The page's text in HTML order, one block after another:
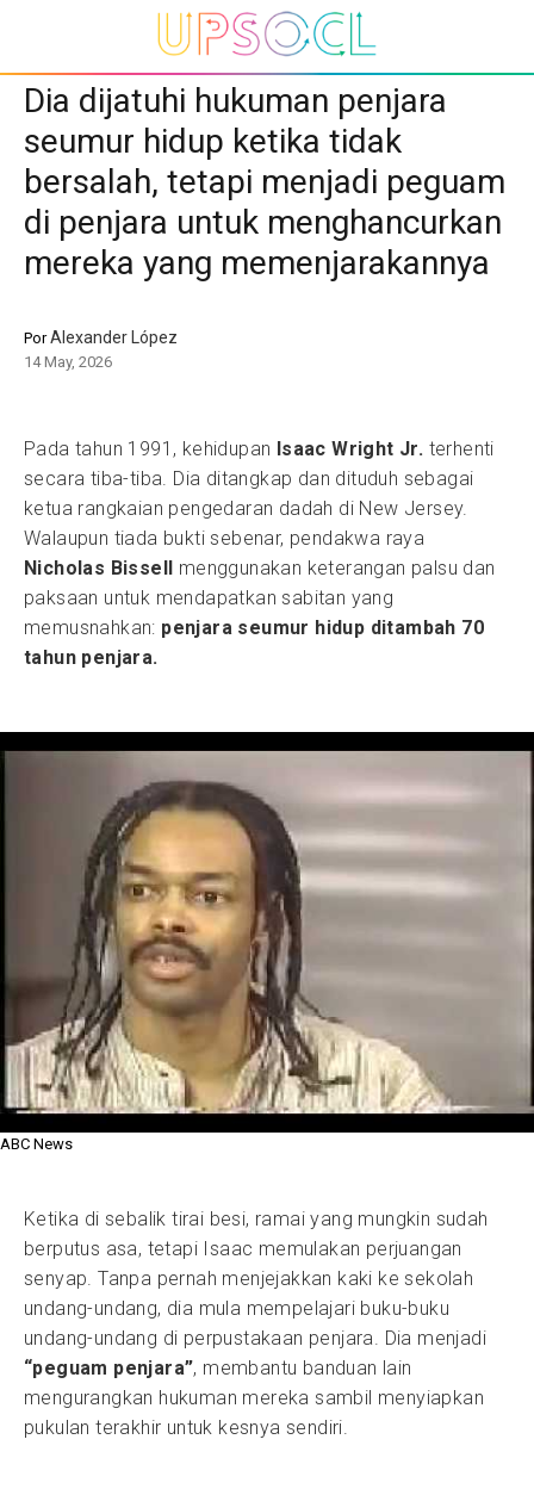
Dia dijatuhi hukuman penjara
seumur hidup ketika tidak
bersalah, tetapi menjadi peguam
di penjara untuk menghancurkan
mereka yang memenjarakannya
PorAlexander López
14 May, 2026
Pada tahun 1991, kehidupan Isaac Wright Jr. terhenti
secara tiba-tiba. Dia ditangkap dan dituduh sebagai
ketua rangkaian pengedaran dadah di New Jersey.
Walaupun tiada bukti sebenar, pendakwa raya
Nicholas Bissell menggunakan keterangan palsu dan
paksaan untuk mendapatkan sabitan yang
memusnahkan: penjara seumur hidup ditambah 70
tahun penjara.
ABC News
Ketika di sebalik tirai besi, ramai yang mungkin sudah
berputus asa, tetapi Isaac memulakan perjuangan
senyap. Tanpa pernah menjejakkan kaki ke sekolah
undang-undang, dia mula mempelajari buku-buku
undang-undang di perpustakaan penjara. Dia menjadi
“peguam penjara”, membantu banduan lain
mengurangkan hukuman mereka sambil menyiapkan
pukulan terakhir untuk kesnya sendiri.